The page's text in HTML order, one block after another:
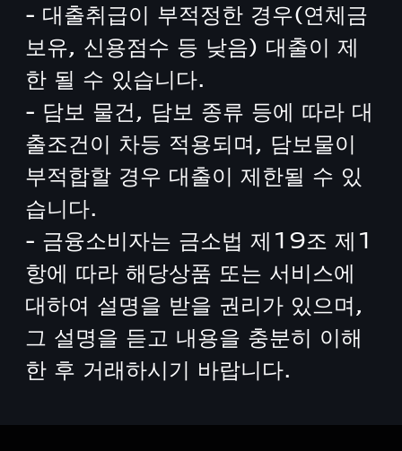
- 대출취급이 부적정한 경우(연체금
보유, 신용점수 등 낮음) 대출이 제
한 될 수 있습니다.
- 담보 물건, 담보 종류 등에 따라 대
출조건이 차등 적용되며, 담보물이
부적합할 경우 대출이 제한될 수 있
습니다.
- 금융소비자는 금소법 제19조 제1
항에 따라 해당상품 또는 서비스에
대하여 설명을 받을 권리가 있으며,
그 설명을 듣고 내용을 충분히 이해
한 후 거래하시기 바랍니다.